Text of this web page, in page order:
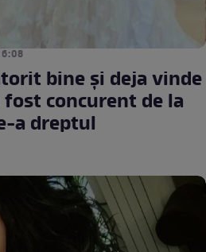
bine şi deja vinde
concurent de la
a dreptul